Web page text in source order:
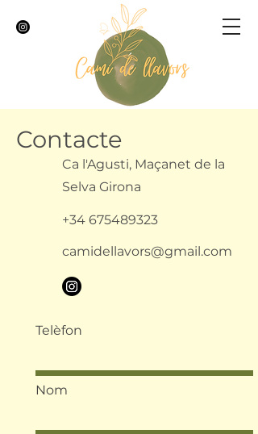
Contacte
Ca l'Agusti, Maçanet de la
Selva Girona
+34 675489323
camidellavors@gmail.com
Telèfon
Nom